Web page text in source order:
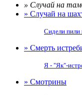
» Случай на
» Случай на
Сидели пили
» Смерть
Я - "Як"-
» Смотрины